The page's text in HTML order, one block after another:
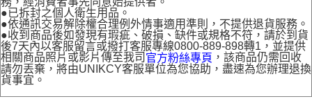
●已拆封之個人衛生用品。
●依通訊交易解除權合理例外情事適用準則，不提供退貨服務。
●收到商品後如發現有瑕疵、破損、缺件或規格不符，請於到貨
後7天內以客服留言或撥打客服專線0800-889-898轉1，並提供
相關商品照片或影片傳至我司 官方粉絲專頁 ，該商品仍需回收
請勿丟棄，將由UNIKCY客服單位為您協助，盡速為您辦理退換
貨事宜。